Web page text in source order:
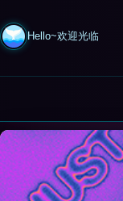
Hello~欢迎光临